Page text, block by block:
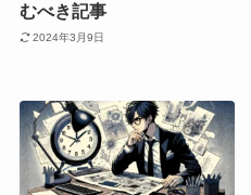
むべき記事
2024年3月9日